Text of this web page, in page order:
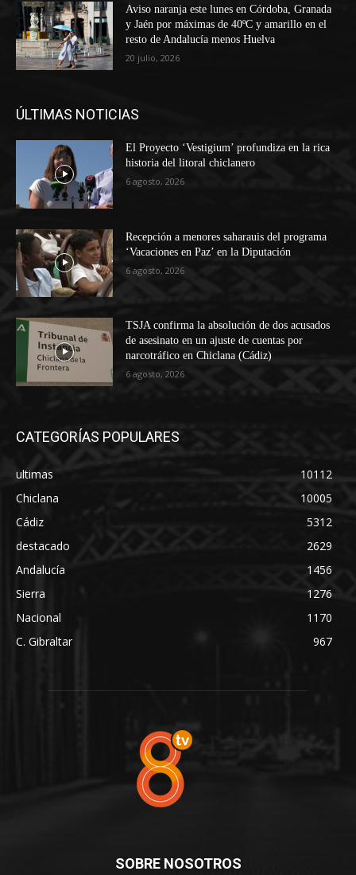
Aviso naranja este lunes en Córdoba, Granada
y Jaén por máximas de 40ºC y amarillo en el
resto de Andalucía menos Huelva
20 julio, 2026
ÚLTIMAS NOTICIAS
El Proyecto ‘Vestigium’ profundiza en la rica
historia del litoral chiclanero
6 agosto, 2026
Recepción a menores saharauis del programa
‘Vacaciones en Paz’ en la Diputación
6 agosto, 2026
TSJA confirma la absolución de dos acusados
de asesinato en un ajuste de cuentas por
narcotráfico en Chiclana (Cádiz)
6 agosto, 2026
CATEGORÍAS POPULARES
ultimas
10112
Chiclana
10005
Cádiz
5312
destacado
2629
Andalucía
1456
Sierra
1276
Nacional
1170
C. Gibraltar
967
SOBRE NOSOTROS